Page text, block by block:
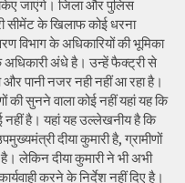
जाएंगे। जिला और पुलिस
सीमेंट के खिलाफ कोई धरना
विभाग के अधिकारियों की भूमिका
अधिकारी अंधे है। उन्हें फैक्ट्री से
पानी नजर नही नहीं आ रहा है।
की सुनने वाला कोई नहीं यहां यह कि
नहीं है। यहां यह उल्लेखनीय है कि
दीया कुमारी है, ग्रामीणों
लेकिन दीया कुमारी ने भी अभी
करने के निर्देश नहीं दिए है।